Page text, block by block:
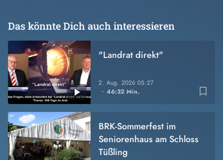
Das könnte Dich auch interessieren
bookmark_border
2. Aug. 202605:27
46:32 Min.
"Landrat direkt"
BRK-Sommerfest im
Seniorenhaus am Schloss
Tüßling